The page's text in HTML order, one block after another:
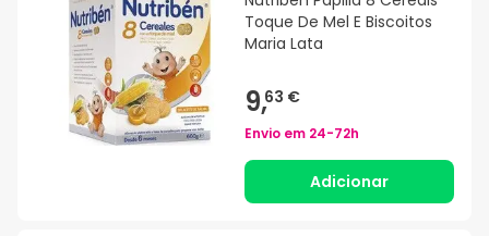
Toque De Mel E Biscoitos
Maria Lata
9,63 €
Envio em 24-72h
Adicionar